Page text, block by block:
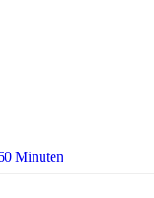
Minuten